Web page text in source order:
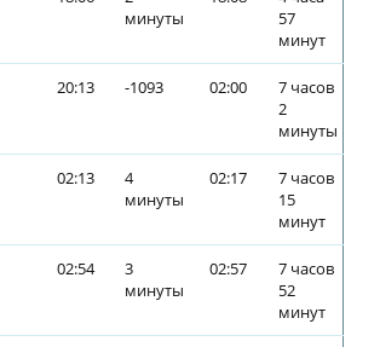
минуты
57
минут
20:13 -1093 02:00
7 часов
2
минуты
02:13
4
минуты
02:17
7 часов
15
минут
02:54
3
минуты
02:57
7 часов
52
минут